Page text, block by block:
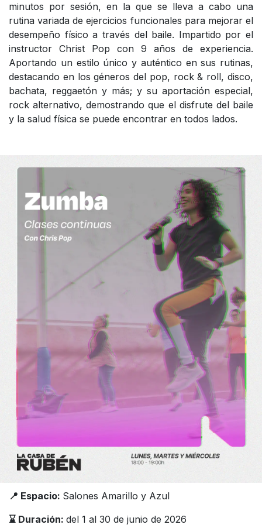
minutos por sesión, en la que se lleva a cabo una
rutina variada de ejercicios funcionales para mejorar el
desempeño físico a través del baile. Impartido por el
instructor Christ Pop con 9 años de experiencia.
Aportando un estilo único y auténtico en sus rutinas,
destacando en los géneros del pop, rock & roll, disco,
bachata, reggaetón y más; y su aportación especial,
rock alternativo, demostrando que el disfrute del baile
y la salud física se puede encontrar en todos lados.
📍 Espacio: Salones Amarillo y Azul
⌛️ Duración: del 1 al 30 de junio de 2026